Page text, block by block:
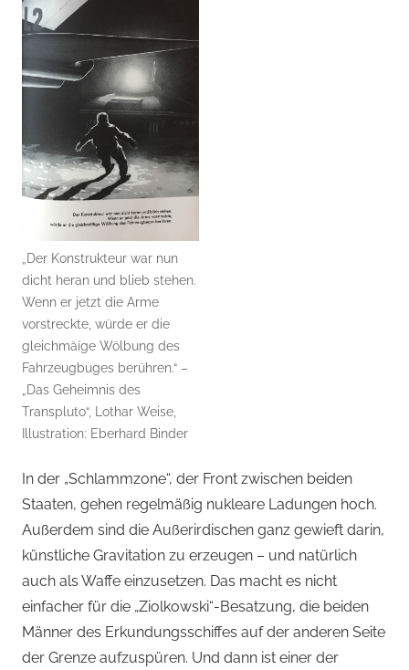
„Der Konstrukteur war nun
dicht heran und blieb stehen.
Wenn er jetzt die Arme
vorstreckte, würde er die
gleichmäíge Wölbung des
Fahrzeugbuges berühren.“ –
„Das Geheimnis des
Transpluto“, Lothar Weise,
Illustration: Eberhard Binder
In der „Schlammzone“, der Front zwischen beiden
Staaten, gehen regelmäßig nukleare Ladungen hoch.
Außerdem sind die Außerirdischen ganz gewieft darin,
künstliche Gravitation zu erzeugen – und natürlich
auch als Waffe einzusetzen. Das macht es nicht
einfacher für die „Ziolkowski“-Besatzung, die beiden
Männer des Erkundungsschiffes auf der anderen Seite
der Grenze aufzuspüren. Und dann ist einer der